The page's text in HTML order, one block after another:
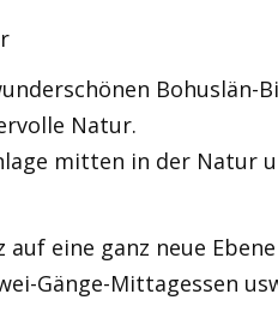
Bohuslän-
Natur.
mitten in der Natur
eine ganz neue
Gänge-Mittagessen